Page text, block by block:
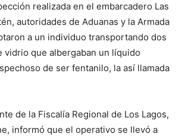
realizada en el embarcadero Las
autoridades de Aduanas y la Armada
a un individuo transportando dos
vidrio que albergaban un líquido
de ser fentanilo, la así llamada
de la Fiscalía Regional de Los Lagos,
informó que el operativo se llevó a